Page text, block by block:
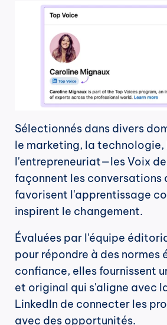
Sélectionnés dans divers
le marketing, la
l'entrepreneuriat—les Voix
façonnent les conversations
favorisent l'apprentissage
inspirent le changement.
Évaluées par l'équipe
pour répondre à des normes
confiance, elles fournissent
et original qui s'aligne avec
LinkedIn de connecter les
avec des opportunités.